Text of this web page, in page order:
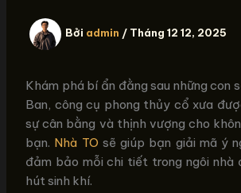
Bởi admin / Tháng 12 12, 2025
Khám phá bí ẩn đằng sau những con
Ban, công cụ phong thủy cổ xưa
sự cân bằng và thịnh vượng cho
bạn. Nhà TO sẽ giúp bạn giải mã ý
đảm bảo mỗi chi tiết trong ngôi nhà
hút sinh khí.